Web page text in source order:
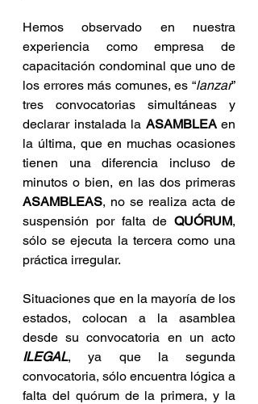
Hemos observado en nuestra
experiencia como empresa de
capacitación condominal que uno de
los errores más comunes, es “lanzar”
tres convocatorias simultáneas y
declarar instalada la ASAMBLEA en
la última, que en muchas ocasiones
tienen una diferencia incluso de
ASAMBLEAS, no se realiza acta de
suspensión por falta de QUÓRUM,
sólo se ejecuta la tercera como una
práctica irregular.
Situaciones que en la mayoría de los
estados, colocan a la asamblea
ILEGAL, ya que la segunda
convocatoria, sólo encuentra lógica a
falta del quórum de la primera, y la